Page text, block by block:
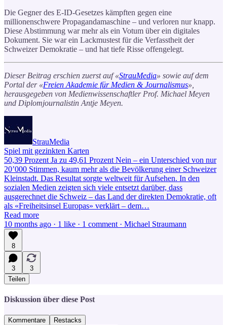
Die Gegner des E-ID-Gesetzes kämpften gegen eine
millionenschwere Propagandamaschine – und verloren nur knapp.
Diese Abstimmung war mehr als ein Votum über ein digitales
Dokument. Sie war ein Lackmustest für die Verfasstheit der
Schweizer Demokratie – und hat tiefe Risse offengelegt.
Dieser Beitrag erschien zuerst auf «StrauMedia» sowie auf dem
Portal der «Freien Akademie für Medien & Journalismus»,
herausgegeben von Medienwissenschaftler Prof. Michael Meyen
und Diplomjournalistin Antje Meyen.
StrauMedia
Spiel mit gezinkten Karten
50,39 Prozent Ja zu 49,61 Prozent Nein – ein Unterschied von nur
20’000 Stimmen, kaum mehr als die Bevölkerung einer Schweizer
Kleinstadt. Das Resultat sorgte weltweit für Aufsehen. In den
sozialen Medien zeigten sich viele entsetzt darüber, dass
ausgerechnet die Schweiz – das Land der direkten Demokratie, oft
als «Freiheitsinsel Europas» verklärt – dem…
Read more
10 months ago · 1 like · 1 comment · Michael Straumann
8
3
3
Teilen
Diskussion über diese Post
Kommentare Restacks